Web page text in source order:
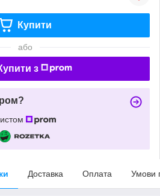
Купити
або
з
Доставка Оплата Умови